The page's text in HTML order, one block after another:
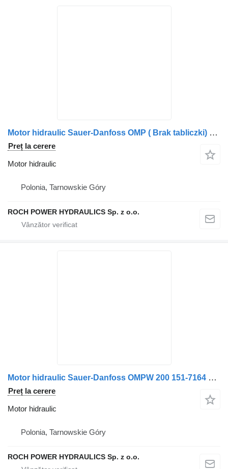
Motor hidraulic Sauer-Danfoss OMP ( Brak tabliczki) pentru maşina de măturat stradă Scarab 188A
Preț la cerere
Motor hidraulic
Polonia, Tarnowskie Góry
ROCH POWER HYDRAULICS Sp. z o.o.
Motor hidraulic Sauer-Danfoss OMPW 200 151-7164 pentru maşina de măturat stradă Johnston 142 101T
Preț la cerere
Motor hidraulic
Polonia, Tarnowskie Góry
ROCH POWER HYDRAULICS Sp. z o.o.